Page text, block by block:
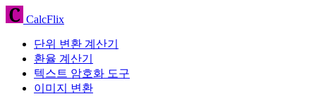
CalcFlix
단위 변환 계산기
환율 계산기
텍스트 암호화 도구
이미지 변환